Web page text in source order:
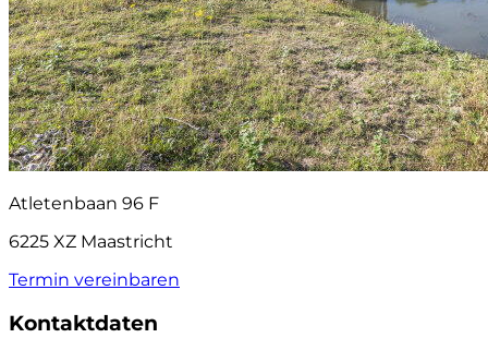
Atletenbaan 96 F
6225 XZ Maastricht
Termin vereinbaren
Kontaktdaten